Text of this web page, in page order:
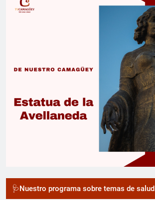
🩺Nuestro programa sobre temas de salud